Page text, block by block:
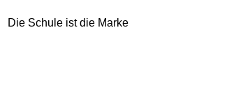
Die Schule ist die Marke